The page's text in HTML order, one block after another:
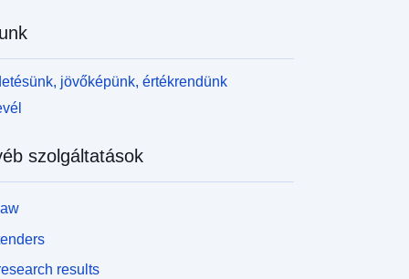
jövőképünk, értékrendünk
szolgáltatások
results